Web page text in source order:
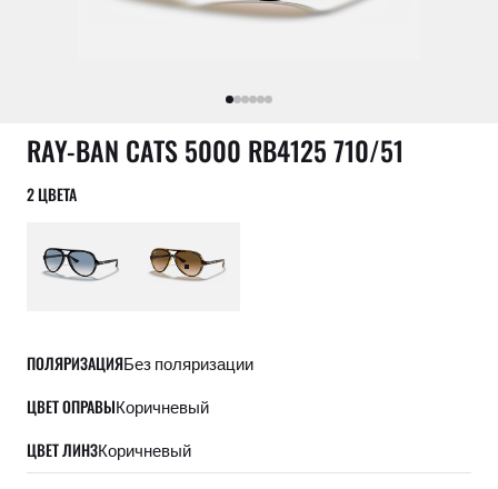
RAY-BAN CATS 5000 RB4125 710/51
2 ЦВЕТА
ПОЛЯРИЗАЦИЯБез поляризации
ЦВЕТ ОПРАВЫКоричневый
ЦВЕТ ЛИНЗКоричневый